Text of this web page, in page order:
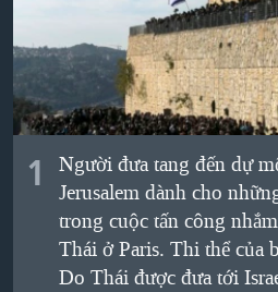
SỨC KHOẺ
VĂN HOÁ
THỂ THAO
GIÁO DỤC
NGÀY TỊ NẠN THẾ GIỚI
TRỊNH VĨNH BÌNH - NGƯỜI HẠ
GROUND ZERO – XƯA VÀ NAY
CÁC GIÁ TRỊ CỘNG HÒA Ở VIỆT
THƯỢNG ĐỈNH TRUMP-KIM
TRỊNH VĨNH BÌNH VS. CHÍNH
Ngôn ngữ khác
1
Người đưa tang đến dự
Jerusalem dành cho
trong cuộc tấn công
Thái ở Paris. Thi thể của
Do Thái được đưa tới